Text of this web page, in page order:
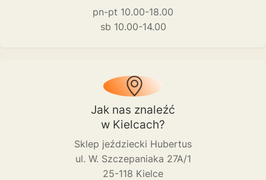
pn-pt 10.00-18.00
sb 10.00-14.00
Jak nas znaleźć
w Kielcach?
Sklep jeździecki Hubertus
ul. W. Szczepaniaka 27A/1
25-118 Kielce